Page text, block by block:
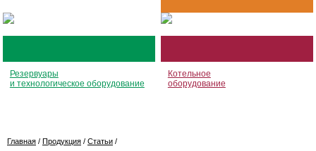
Резервуары
и технологическое оборудование
Котельное
оборудование
Главная / Продукция / Статьи /